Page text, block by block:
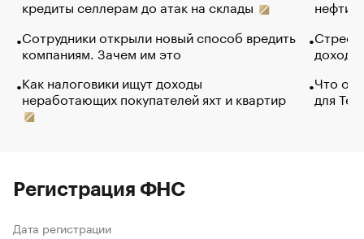
кредиты селлерам до атак на склады
Сотрудники открыли новый способ вредить
компаниям. Зачем им это
Как налоговики ищут доходы
неработающих покупателей яхт и квартир
нефти
Что
для
Регистрация ФНС
Дата регистрации